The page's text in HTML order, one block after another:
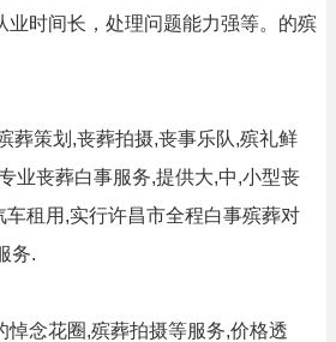
业时间长，处理问题能力强等。的殡
葬策划,丧葬拍摄,丧事乐队,殡礼鲜
业丧葬白事服务,提供大,中,小型丧
租用,实行许昌市全程白事殡葬对
务.
悼念花圈,殡葬拍摄等服务,价格透